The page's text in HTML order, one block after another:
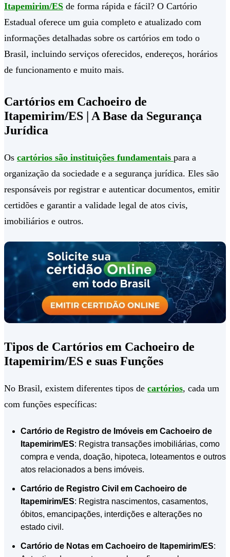
Itapemirim/ES de forma rápida e fácil? O Cartório
Estadual oferece um guia completo e atualizado com
informações detalhadas sobre os cartórios em todo o
Brasil, incluindo serviços oferecidos, endereços, horários
de funcionamento e muito mais.
Cartórios em Cachoeiro de
Itapemirim/ES | A Base da Segurança
Jurídica
Os cartórios são instituições fundamentais para a
organização da sociedade e a segurança jurídica. Eles são
responsáveis por registrar e autenticar documentos, emitir
certidões e garantir a validade legal de atos civis,
imobiliários e outros.
Tipos de Cartórios em Cachoeiro de
Itapemirim/ES e suas Funções
No Brasil, existem diferentes tipos de cartórios, cada um
com funções específicas:
Cartório de Registro de Imóveis em Cachoeiro de
Itapemirim/ES: Registra transações imobiliárias, como
compra e venda, doação, hipoteca, loteamentos e outros
atos relacionados a bens imóveis.
Cartório de Registro Civil em Cachoeiro de
Itapemirim/ES: Registra nascimentos, casamentos,
óbitos, emancipações, interdições e alterações no
estado civil.
Cartório de Notas em Cachoeiro de Itapemirim/ES: